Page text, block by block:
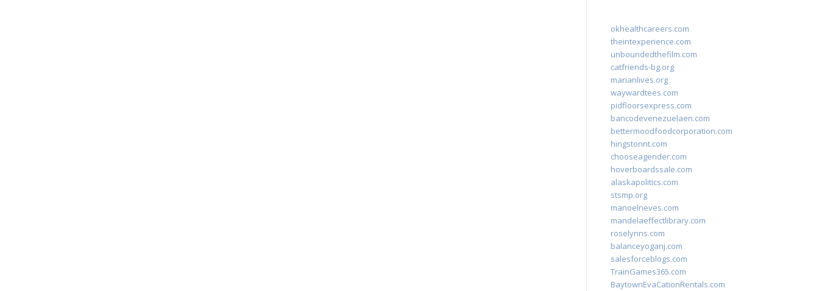
okhealthcareers.com
theintexperience.com
unboundedthefilm.com
catfriends-bg.org
marianlives.org
waywardtees.com
pidfloorsexpress.com
bancodevenezuelaen.com
bettermoodfoodcorporation.com
hingstonnt.com
chooseagender.com
hoverboardssale.com
alaskapolitics.com
stsmp.org
manoelneves.com
mandelaeffectlibrary.com
roselynns.com
balanceyoganj.com
salesforceblogs.com
TrainGames365.com
BaytownEvaCationRentals.com